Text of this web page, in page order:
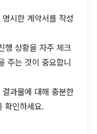
시한 계약서를 작성
행 상황을 자주 체크
주는 것이 중요합니
과물에 대해 충분한
확인하세요.